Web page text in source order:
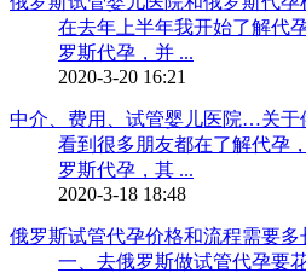
在去年上半年我开始了解代
罗斯代孕，并 ...
2020-3-20 16:21
中介、费用、试管婴儿医院…关于
看到很多朋友都在了解代孕
罗斯代孕，其 ...
2020-3-18 18:48
俄罗斯试管代孕价格和流程需要
一、去俄罗斯做试管代孕要